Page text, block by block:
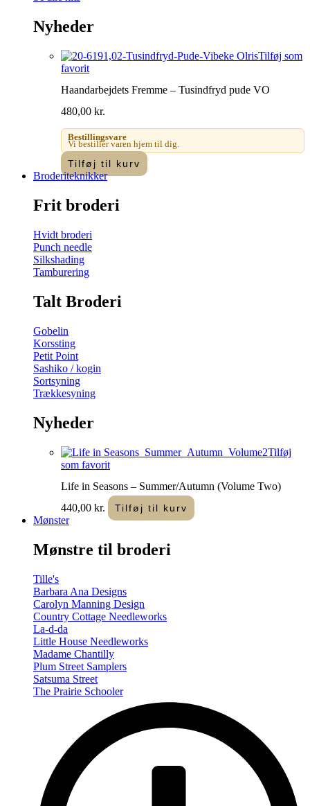
Nyheder
Tilføj som
favorit
Haandarbejdets Fremme – Tusindfryd pude VO
480,00 kr.
Bestillingsvare
Vi bestiller varen hjem til dig.
Tilføj til kurv
Broderiteknikker
Frit broderi
Hvidt broderi
Punch needle
Silkshading
Tamburering
Talt Broderi
Gobelin
Korssting
Petit Point
Sashiko / kogin
Sortsyning
Trækkesyning
Nyheder
Tilføj
som favorit
Life in Seasons – Summer/Autumn (Volume Two)
440,00 kr. Tilføj til kurv
Mønster
Mønstre til broderi
Tille's
Barbara Ana Designs
Carolyn Manning Design
Country Cottage Needleworks
La-d-da
Little House Needleworks
Madame Chantilly
Plum Street Samplers
Satsuma Street
The Prairie Schooler